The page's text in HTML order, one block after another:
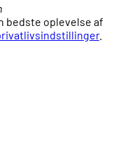
bedste oplevelse af
.